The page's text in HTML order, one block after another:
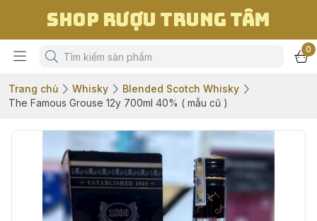
Shop Rượu Trung Tâm
0
Trang chủ Whisky
Blended Scotch Whisky
The Famous Grouse 12y 700ml 40% ( mẫu cũ )